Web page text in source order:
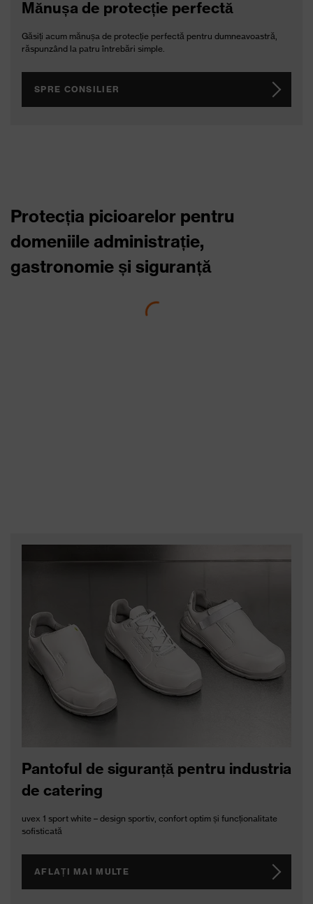
Mănușa de protecție perfectă
Găsiți acum mănușa de protecție perfectă pentru dumneavoastră,
răspunzând la patru întrebări simple.
SPRE CONSILIER
Protecția picioarelor pentru
domeniile administrație,
gastronomie și siguranță
Pantofi uvex 1 sport white,
S3L FO SR
Pantofi uvex 1 sport S3L
FO SC SR
Bocanci cu şiret uvex 1
business S3L FO SR
S3L FO SR